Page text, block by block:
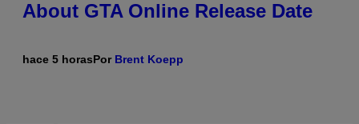
About GTA Online Release Date
hace 5 horasPor Brent Koepp